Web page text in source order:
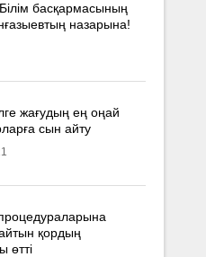
басқармасының
назарына!
жағудың ең оңай
сын айту
қордың
өтті